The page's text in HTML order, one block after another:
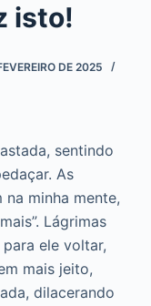
isto!
DE 2025
sentindo
As
minha mente,
Lágrimas
ele voltar,
mais jeito,
dilacerando